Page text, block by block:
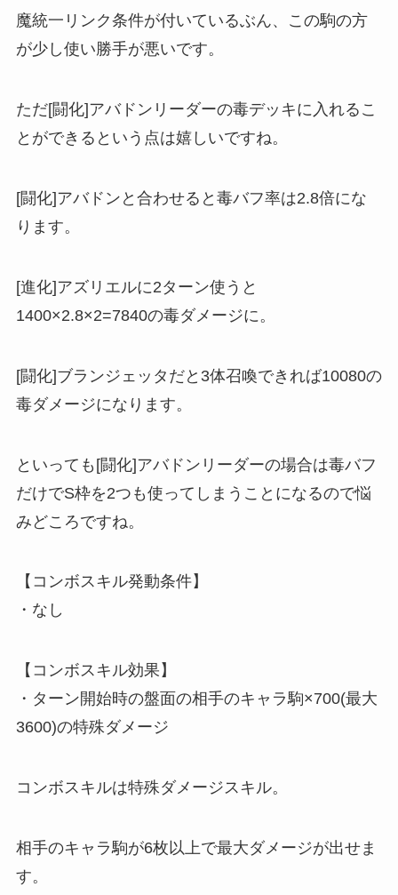
魔統一リンク条件が付いているぶん、この駒の方
が少し使い勝手が悪いです。
ただ[闘化]アバドンリーダーの毒デッキに入れるこ
とができるという点は嬉しいですね。
[闘化]アバドンと合わせると毒バフ率は2.8倍にな
ります。
[進化]アズリエルに2ターン使うと
1400×2.8×2=7840の毒ダメージに。
[闘化]ブランジェッタだと3体召喚できれば10080の
毒ダメージになります。
といっても[闘化]アバドンリーダーの場合は毒バフ
だけでS枠を2つも使ってしまうことになるので悩
みどころですね。
【コンボスキル発動条件】
・なし
【コンボスキル効果】
・ターン開始時の盤面の相手のキャラ駒×700(最大
3600)の特殊ダメージ
コンボスキルは特殊ダメージスキル。
相手のキャラ駒が6枚以上で最大ダメージが出せま
す。